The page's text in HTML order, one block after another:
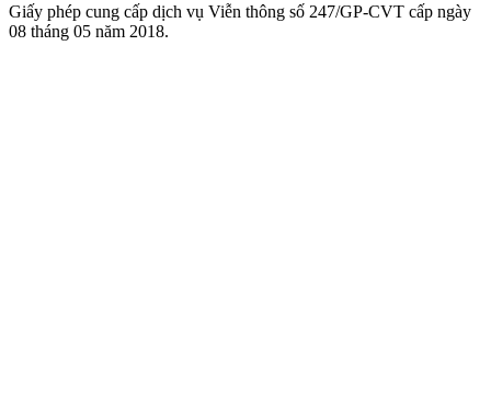
Giấy phép cung cấp dịch vụ Viễn thông số 247/GP-CVT cấp ngày
08 tháng 05 năm 2018.